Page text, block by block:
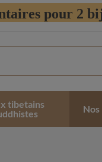
pour 2
tibetains